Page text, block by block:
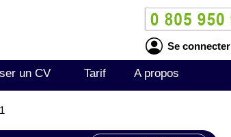
Se connecter
un CV Tarif A propos